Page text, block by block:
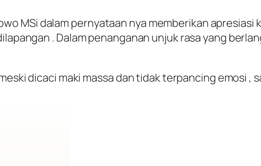
MSi dalam pernyataan nya memberikan
. Dalam penanganan unjuk rasa yang
dicaci maki massa dan tidak terpancing emosi ,